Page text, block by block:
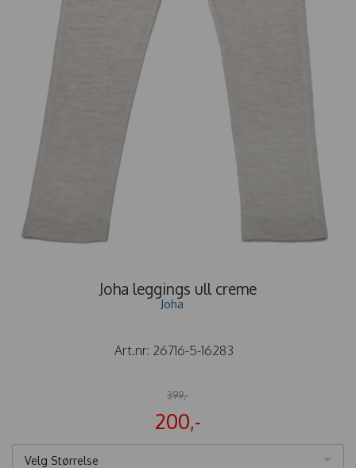
Joha leggings ull creme
Joha
Art.nr: 26716-5-16283
399,-
200,-
Velg Størrelse